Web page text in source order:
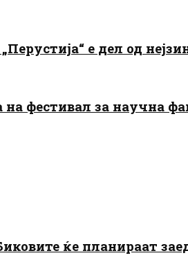
е дел од
на фестивал за научна
ќе планираат